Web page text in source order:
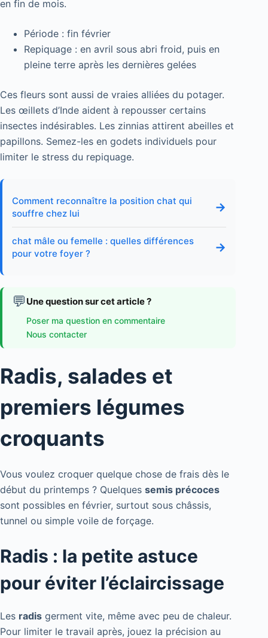
en fin de mois.
Période : fin février
Repiquage : en avril sous abri froid, puis en
pleine terre après les dernières gelées
Ces fleurs sont aussi de vraies alliées du potager.
Les œillets d’Inde aident à repousser certains
insectes indésirables. Les zinnias attirent abeilles et
papillons. Semez-les en godets individuels pour
limiter le stress du repiquage.
Comment reconnaître la position chat qui
souffre chez lui
→
chat mâle ou femelle : quelles différences
pour votre foyer ?
→
💬 Une question sur cet article ?
Poser ma question en commentaire
Nous contacter
Radis, salades et
premiers légumes
croquants
Vous voulez croquer quelque chose de frais dès le
début du printemps ? Quelques semis précoces
sont possibles en février, surtout sous châssis,
tunnel ou simple voile de forçage.
Radis : la petite astuce
pour éviter l’éclaircissage
Les radis germent vite, même avec peu de chaleur.
Pour limiter le travail après, jouez la précision au